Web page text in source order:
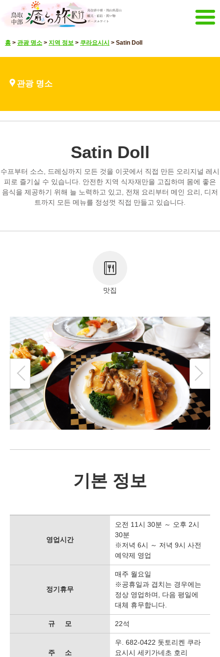
홈
볼거리 영상
기타 메뉴
돗토리 중부 관광 추진기구 문의
홈 > 관광 명소 > 지역 정보 > 쿠라요시시 > Satin Doll
관광 명소
Satin Doll
수프부터 소스, 드레싱까지 모든 것을 이곳에서 직접 만든 오리지널 레시
피로 즐기실 수 있습니다. 안전한 지역 식자재만을 고집하며 몸에 좋은
음식을 제공하기 위해 늘 노력하고 있고, 전채 요리부터 메인 요리, 디저
트까지 모든 메뉴를 정성껏 직접 만들고 있습니다.
맛집
기본 정보
영업시간
오전 11시 30분 ～ 오후 2시
30분
※저녁 6시 ～ 저녁 9시 사전
예약제 영업
정기휴무
매주 월요일
※공휴일과 겹치는 경우에는
정상 영업하며, 다음 평일에
대체 휴무합니다.
규 모 22석
주 소
우. 682-0422 돗토리켄 쿠라
요시시 세키가네초 호리